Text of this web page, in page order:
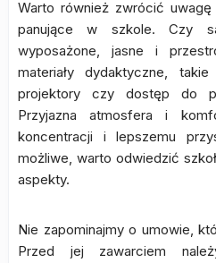
Warto również zwrócić
panujące w szkole. Czy
wyposażone, jasne i
materiały dydaktyczne,
projektory czy dostęp do
Przyjazna atmosfera i
koncentracji i lepszemu
możliwe, warto odwiedzić
aspekty.
Nie zapominajmy o umowie,
Przed jej zawarciem